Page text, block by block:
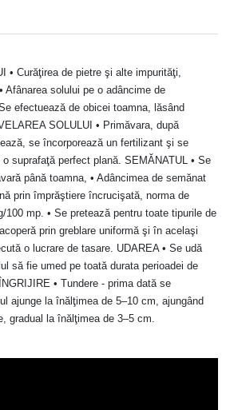
• Curăţirea de pietre şi alte impurităţi,
Afânarea solului pe o adâncime de
efectuează de obicei toamna, lăsând
SOLULUI • Primăvara, după
se încorporează un fertilizant şi se
suprafaţă perfect plană. SEMĂNATUL • Se
până toamna, • Adâncimea de semănat
prin împrăştiere încrucişată, norma de
100 mp. • Se pretează pentru toate tipurile de
prin greblare uniformă şi în acelaşi
o lucrare de tasare. UDAREA • Se udă
să fie umed pe toată durata perioadei de
• Tundere - prima dată se
ajunge la înălţimea de 5–10 cm, ajungând
gradual la înălţimea de 3–5 cm.